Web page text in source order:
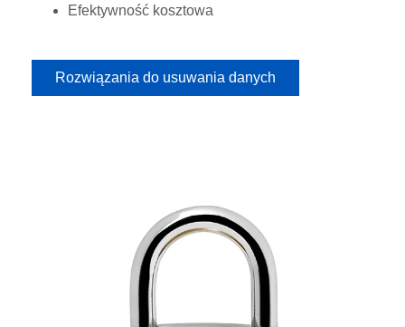
Efektywność kosztowa
Rozwiązania do usuwania danych